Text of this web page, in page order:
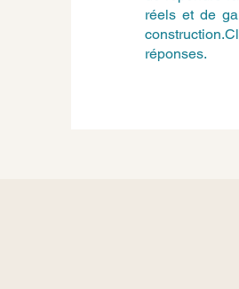
réels et de
réponses.